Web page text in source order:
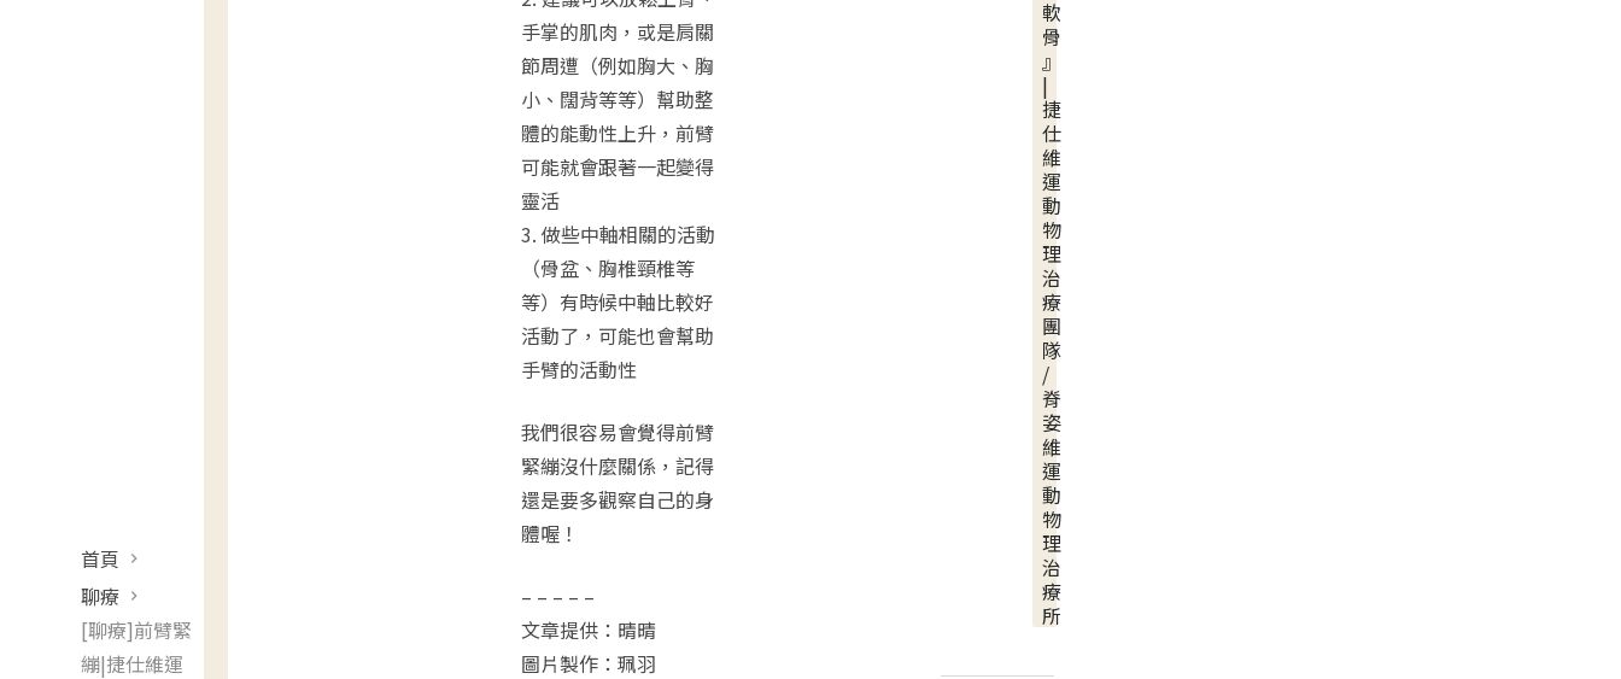
首頁
聊療
[聊療]前臂緊
繃|捷仕維運
手掌的肌肉，或是肩關
節周遭（例如胸大、胸
小、闊背等等）幫助整
體的能動性上升，前臂
可能就會跟著一起變得
靈活
3. 做些中軸相關的活動
（骨盆、胸椎頸椎等
等）有時候中軸比較好
活動了，可能也會幫助
手臂的活動性
我們很容易會覺得前臂
緊繃沒什麼關係，記得
還是要多觀察自己的身
體喔！
– – – – –
文章提供：晴晴
圖片製作：珮羽
軟
骨
』
|
捷
仕
維
運
動
物
理
治
療
團
隊
/
脊
姿
維
運
動
物
理
治
療
所